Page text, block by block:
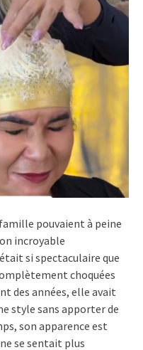
pouvaient à peine
incroyable
si spectaculaire que
choquées
des années, elle avait
style sans apporter de
son apparence est
se sentait plus